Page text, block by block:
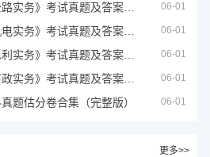
06-01
06-01
06-01
06-01
题估分卷合集（完整版） 06-01
更多>>